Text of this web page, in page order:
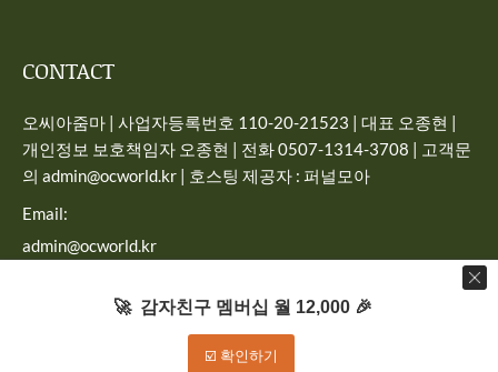
CONTACT
오씨아줌마 | 사업자등록번호 110-20-21523 | 대표 오종현 |
개인정보 보호책임자 오종현 | 전화 0507-1314-3708 | 고객문
의 admin@ocworld.kr | 호스팅 제공자 : 퍼널모아
Email:
admin@ocworld.kr
Dream-Theme — truly premium WordPress themes
🚀 감자친구 멤버십 월 12,000 🎉
☑️ 확인하기